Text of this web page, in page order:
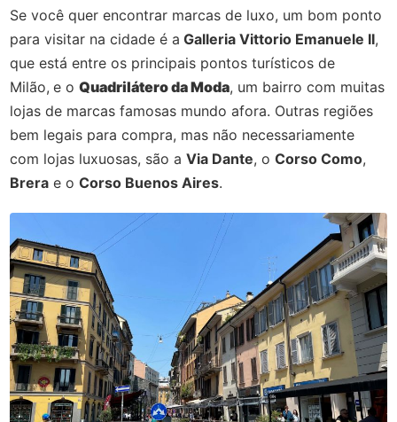
Se você quer encontrar marcas de luxo, um bom ponto
para visitar na cidade é a Galleria Vittorio Emanuele II,
que está entre os principais pontos turísticos de
Milão, e oQuadrilátero da Moda, um bairro com muitas
lojas de marcas famosas mundo afora. Outras regiões
bem legais para compra, mas não necessariamente
com lojas luxuosas, são aVia Dante, oCorso Como,
Brera e oCorso Buenos Aires.